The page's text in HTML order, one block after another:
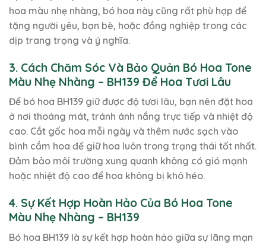
hoa màu nhẹ nhàng, bó hoa này cũng rất phù hợp để
tặng người yêu, bạn bè, hoặc đồng nghiệp trong các
dịp trang trọng và ý nghĩa.
3. Cách Chăm Sóc Và Bảo Quản Bó Hoa Tone
Màu Nhẹ Nhàng – BH139 Để Hoa Tươi Lâu
Để bó hoa BH139 giữ được độ tươi lâu, bạn nên đặt hoa
ở nơi thoáng mát, tránh ánh nắng trực tiếp và nhiệt độ
cao. Cắt gốc hoa mỗi ngày và thêm nước sạch vào
bình cắm hoa để giữ hoa luôn trong trạng thái tốt nhất.
Đảm bảo môi trường xung quanh không có gió mạnh
hoặc nhiệt độ cao để hoa không bị khô héo.
4. Sự Kết Hợp Hoàn Hảo Của Bó Hoa Tone
Màu Nhẹ Nhàng – BH139
Bó hoa BH139 là sự kết hợp hoàn hảo giữa sự lãng mạn